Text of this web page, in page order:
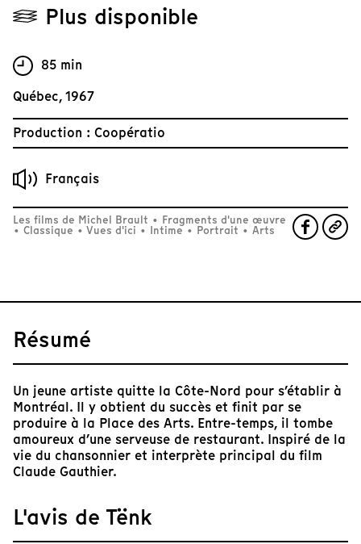
Plus disponible
85 min
Québec, 1967
Production : Coopératio
Français
Les films de Michel Brault • Fragments d'une œuvre
• Classique • Vues d'ici • Intime • Portrait • Arts
Résumé
Un jeune artiste quitte la Côte-Nord pour s’établir à
Montréal. Il y obtient du succès et finit par se
produire à la Place des Arts. Entre-temps, il tombe
amoureux d’une serveuse de restaurant. Inspiré de la
vie du chansonnier et interprète principal du film
Claude Gauthier.
L'avis de Tënk